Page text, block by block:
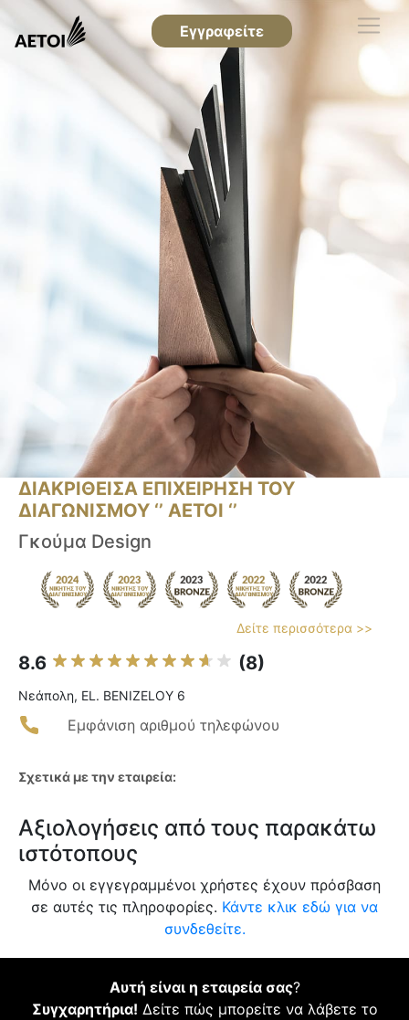
Εγγραφείτε
ΔΙΑΚΡΙΘΕΙΣΑ ΕΠΙΧΕΙΡΗΣΗ ΤΟΥ
ΔΙΑΓΩΝΙΣΜΟΥ ‘’ ΑΕΤΟΙ ‘’
Γκούμα Design
Δείτε περισσότερα >>
8.6 (8)
Νεάπολη, EL. BENIZELOY 6
Εμφάνιση αριθμού τηλεφώνου
Σχετικά με την εταιρεία:
Αξιολογήσεις από τους παρακάτω
ιστότοπους
Μόνο οι εγγεγραμμένοι χρήστες έχουν πρόσβαση
σε αυτές τις πληροφορίες. Κάντε κλικ εδώ για να
συνδεθείτε.
Αυτή είναι η εταιρεία σας?
Συγχαρητήρια! Δείτε πώς μπορείτε να λάβετε το